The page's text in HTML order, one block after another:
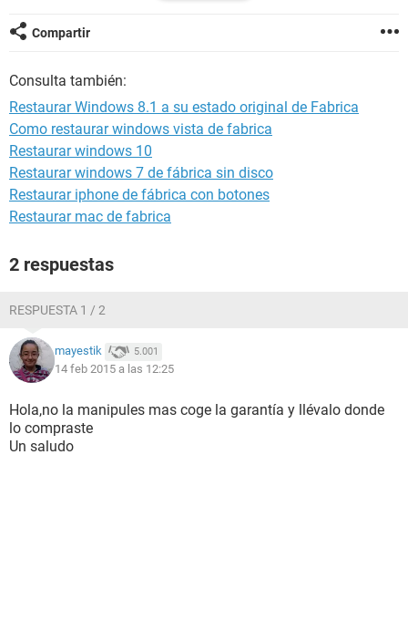
"cartucho de tinta". Hay alguna manera de poder hacer la
restauración de manera práctica y que cualquier Persona
CD de instalación pues toda información viene yá dentro del
Programa. Pedí ayuda a la tienda que me la vendió (famosa
en toda Europa) y Ellos me cobran el equivalente a la mitad
de su valor !! Podeis ayudarme ? Le prenderé por las dudas
una velita a San Valentin !!
Compartir
Consulta también:
Restaurar Windows 8.1 a su estado original de Fabrica
Como restaurar windows vista de fabrica
Restaurar windows 10
Restaurar windows 7 de fábrica sin disco
Restaurar iphone de fábrica con botones
Restaurar mac de fabrica
2 respuestas
RESPUESTA 1 / 2
mayestik 5.001
14 feb 2015 a las 12:25
Hola,no la manipules mas coge la garantía y llévalo donde
lo compraste
Un saludo